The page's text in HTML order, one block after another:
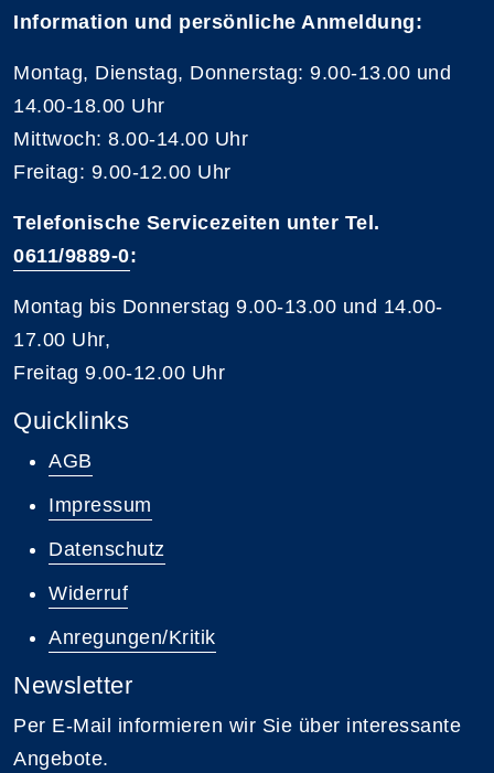
Information und persönliche Anmeldung:
Montag, Dienstag, Donnerstag: 9.00-13.00 und
14.00-18.00 Uhr
Mittwoch: 8.00-14.00 Uhr
Freitag: 9.00-12.00 Uhr
Telefonische Servicezeiten unter Tel.
0611/9889-0:
Montag bis Donnerstag 9.00-13.00 und 14.00-
17.00 Uhr,
Freitag 9.00-12.00 Uhr
Quicklinks
AGB
Impressum
Datenschutz
Widerruf
Anregungen/Kritik
Newsletter
Per E-Mail informieren wir Sie über interessante
Angebote.